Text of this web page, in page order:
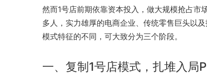
然而1号店前期依靠资本投入，做大规模抢占市
多人，实力雄厚的电商企业、传统零售巨头以
模式特征的不同，可大致分为三个阶段。
一、复制1号店模式，扎堆入局